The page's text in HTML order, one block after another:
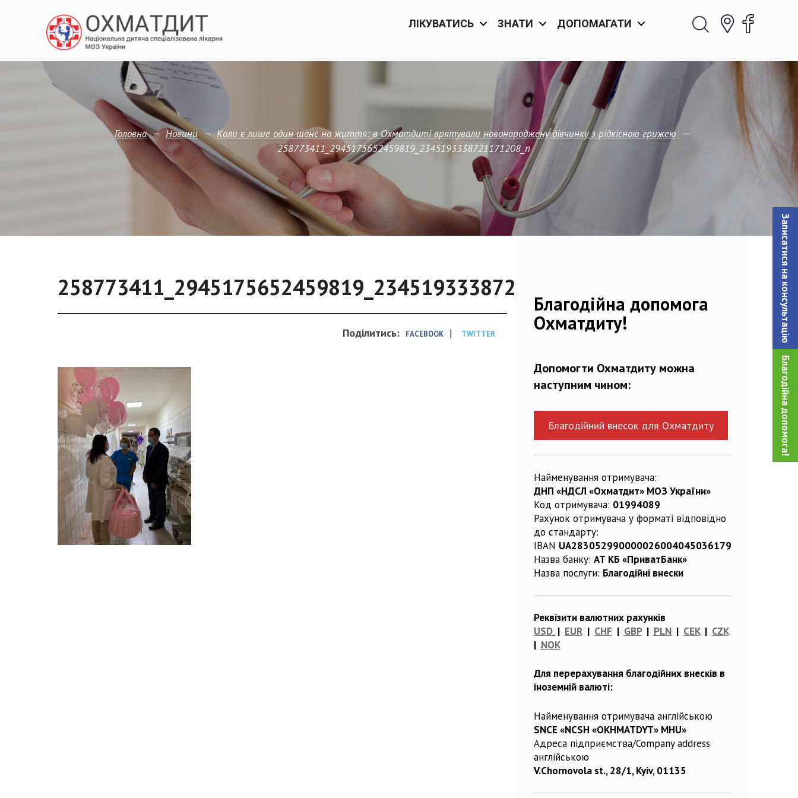
Записатися на консультацiю
Благодійна допомога!
ЛІКУВАТИСЬ ЗНАТИ ДОПОМАГАТИ
Головна — Новини — Коли є лише один шанс на життя: в Охматдиті врятували новонароджену дівчинку з рідкісною грижею —
258773411_2945175652459819_2345193338721171208_n
258773411_2945175652459819_2345193338721171208_n
Поділитись: FACEBOOK | TWITTER
Благодійна допомога
Охматдиту!
Допомогти Охматдиту можна
наступним чином:
Благодійний внесок для Охматдиту
Найменування отримувача:
ДНП «НДСЛ «Охматдит» МОЗ України»
Код отримувача: 01994089
Рахунок отримувача у форматі відповідно
до стандарту:
IBAN UA283052990000026004045036179
Назва банку: АТ КБ «ПриватБанк»
Назва послуги: Благодійні внески
Реквізити валютних рахунків
USD | EUR| CHF | GBP| PLN| CEK| CZK
| NOK
Для перерахування благодійних внесків в
іноземній валюті:
Найменування отримувача англійською
SNCE «NCSH «OKHMATDYT» MHU»
Адреса підприємства/Company address
англійською
V.Chornovola st., 28/1, Kyiv, 01135